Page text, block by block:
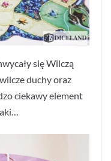
się Wilczą
duchy oraz
ciekawy element